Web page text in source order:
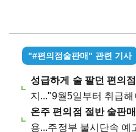
"#편의점술판매" 관련 기사
성급하게 술 팔던 편의
지..."9월5일부터 취급
온주 편의점 절반 술판
용...주정부 불시단속 예